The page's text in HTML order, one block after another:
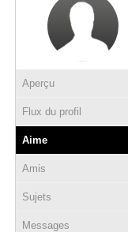
Aperçu
Flux du profil
Aime
Amis
Sujets
Messages